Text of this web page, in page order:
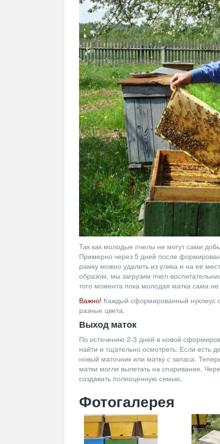
Так как молодые пчелы не могут сами
Примерно через 5 дней после
рамку можно удалить из улика и на ее
образом, мы загрузим пчел-
того момента пока молодая матка сама
Важно! Каждый сформированный нуклеус
разные цвета.
Выход маток
По истечению 2-3 дней в новой
найти и тщательно осмотреть. Если есть
новый маточник или матку с запаса.
матки могли вылетать на спаривание.
создавать полноценную семью.
Фотогалерея